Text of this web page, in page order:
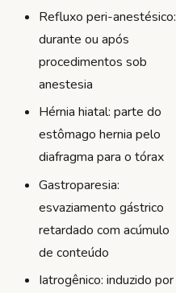
Refluxo peri-anestésico:
durante ou após
procedimentos sob
anestesia
Hérnia hiatal: parte do
estômago hernia pelo
diafragma para o tórax
Gastroparesia:
esvaziamento gástrico
retardado com acúmulo
de conteúdo
Iatrogênico: induzido por